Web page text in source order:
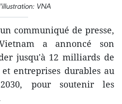
VNA
communiqué de presse,
a annoncé son
jusqu'à 12 milliards de
entreprises durables au
pour soutenir les